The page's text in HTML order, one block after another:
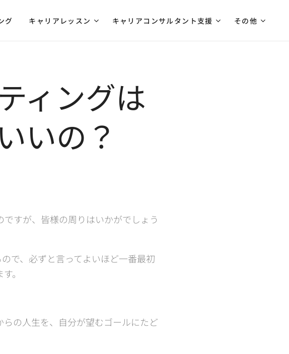
グ キャリアレッスン キャリアコンサルタント支援 その他
ィングは
いの？
すが、皆様の周りはいかがでしょう
で、必ずと言ってよいほど一番最初
。
の人生を、自分が望むゴールにたど